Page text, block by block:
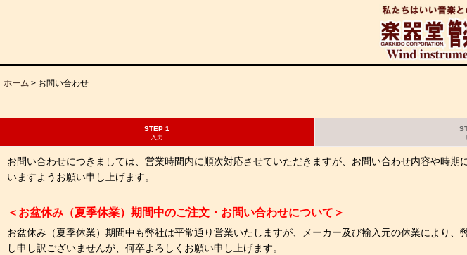
ホーム > お問い合わせ
STEP 1
入力
お問い合わせにつきましては、営業時間内に順次対応させていただきますが、お問い合わせ内容や時
いますようお願い申し上げます。
＜お盆休み（夏季休業）期間中のご注文・お問い合わせについて＞
お盆休み（夏季休業）期間中も弊社は平常通り営業いたしますが、メーカー及び輸入元の休業により
し申し訳ございませんが、何卒よろしくお願い申し上げます。